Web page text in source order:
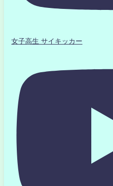
女子高生 サイキッカー